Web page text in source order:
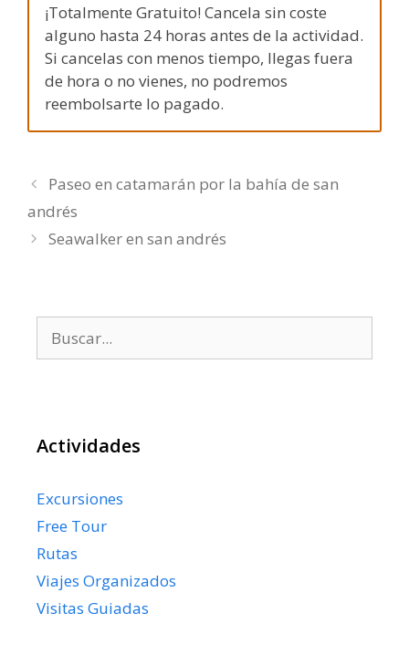
¡Totalmente Gratuito! Cancela sin coste
alguno hasta 24 horas antes de la actividad.
Si cancelas con menos tiempo, llegas fuera
de hora o no vienes, no podremos
reembolsarte lo pagado.
Paseo en catamarán por la bahía de san
andrés
Seawalker en san andrés
Actividades
Excursiones
Free Tour
Rutas
Viajes Organizados
Visitas Guiadas